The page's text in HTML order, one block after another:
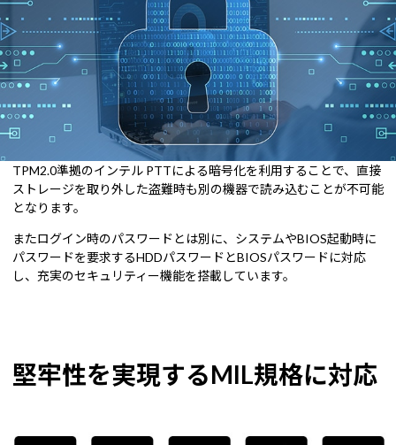
TPM2.0準拠のインテル PTTによる暗号化を利用することで、直接
ストレージを取り外した盗難時も別の機器で読み込むことが不可能
となります。
またログイン時のパスワードとは別に、システムやBIOS起動時に
パスワードを要求するHDDパスワードとBIOSパスワードに対応
し、充実のセキュリティー機能を搭載しています。
堅牢性を実現するMIL規格に対応